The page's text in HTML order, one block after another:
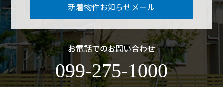
新着物件お知らせメール
お電話でのお問い合わせ
099-275-1000